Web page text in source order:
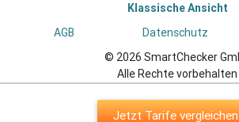
Jetzt Tarife
Klassische Ansicht
AGB
Datenschutz
© 2026 SmartChecker
Alle Rechte vorbehalten